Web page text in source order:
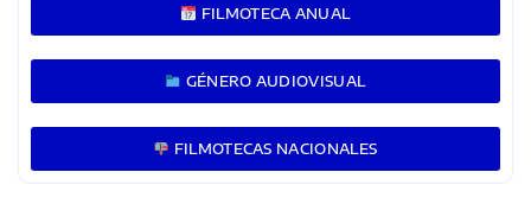
FILMOTECA ANUAL
GÉNERO AUDIOVISUAL
FILMOTECAS NACIONALES